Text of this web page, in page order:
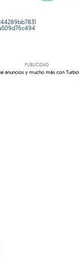
PUBLICIDAD
anuncios y mucho más con Turbo